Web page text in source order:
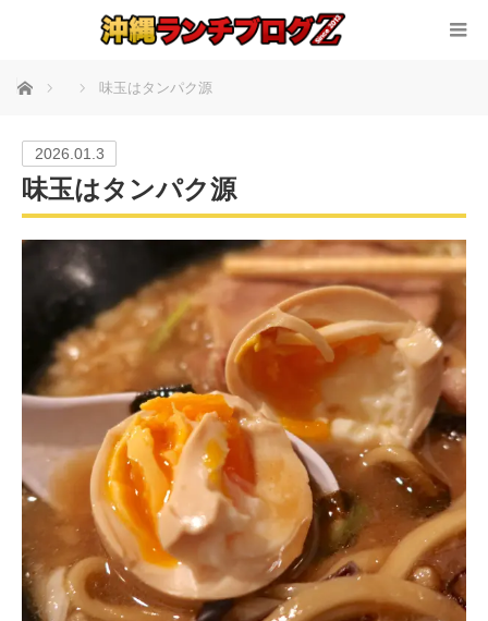
ホーム 味玉はタンパク源
2026.01.3
味玉はタンパク源